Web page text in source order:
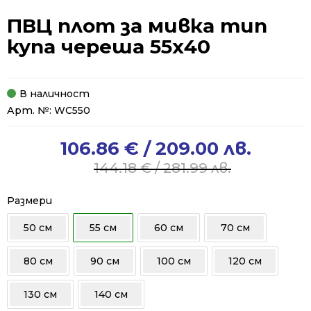
ПВЦ плот за мивка тип
купа череша 55х40
В наличност
Арт. №: WC550
144.18€/ 281.99 лв.
144.18 €
/
281.99 лв..
106.86 € / 209.00 лв.
106.86 €
/
209.00 лв..
Размери
50 см 55 см 60 см 70 см
80 см 90 см 100 см 120 см
130 см 140 см